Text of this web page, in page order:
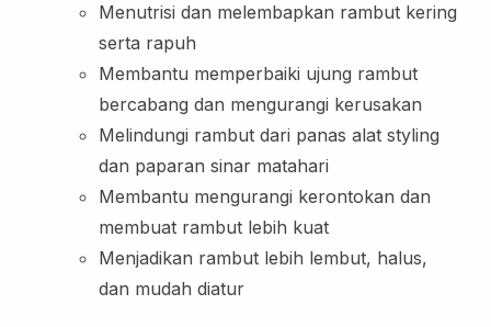
Eye Care
Eye Serum
Body Care
Body Lotion
Body Wash
Body Butter
Body Scrub
Body Oil
Menutrisi dan melembapkan rambut kering
serta rapuh
Membantu memperbaiki ujung rambut
bercabang dan mengurangi kerusakan
Melindungi rambut dari panas alat styling
dan paparan sinar matahari
Membantu mengurangi kerontokan dan
membuat rambut lebih kuat
Menjadikan rambut lebih lembut, halus,
dan mudah diatur